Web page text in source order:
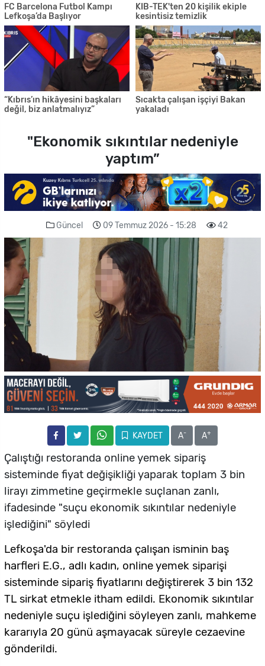
FC Barcelona Futbol Kampı
Lefkoşa’da Başlıyor
KIB-TEK'ten 20 kişilik ekiple
kesintisiz temizlik
“Kıbrıs’ın hikâyesini başkaları
değil, biz anlatmalıyız”
Sıcakta çalışan işçiyi Bakan
yakaladı
"Ekonomik sıkıntılar nedeniyle
yaptım”
Güncel 09 Temmuz 2026 - 15:28 42
KAYDET A- A+
Çalıştığı restoranda online yemek sipariş
sisteminde fiyat değişikliği yaparak toplam 3 bin
lirayı zimmetine geçirmekle suçlanan zanlı,
ifadesinde "suçu ekonomik sıkıntılar nedeniyle
işlediğini" söyledi
Lefkoşa'da bir restoranda çalışan isminin baş
harfleri E.G., adlı kadın, online yemek siparişi
sisteminde sipariş fiyatlarını değiştirerek 3 bin 132
TL sirkat etmekle itham edildi. Ekonomik sıkıntılar
nedeniyle suçu işlediğini söyleyen zanlı, mahkeme
kararıyla 20 günü aşmayacak süreyle cezaevine
gönderildi.